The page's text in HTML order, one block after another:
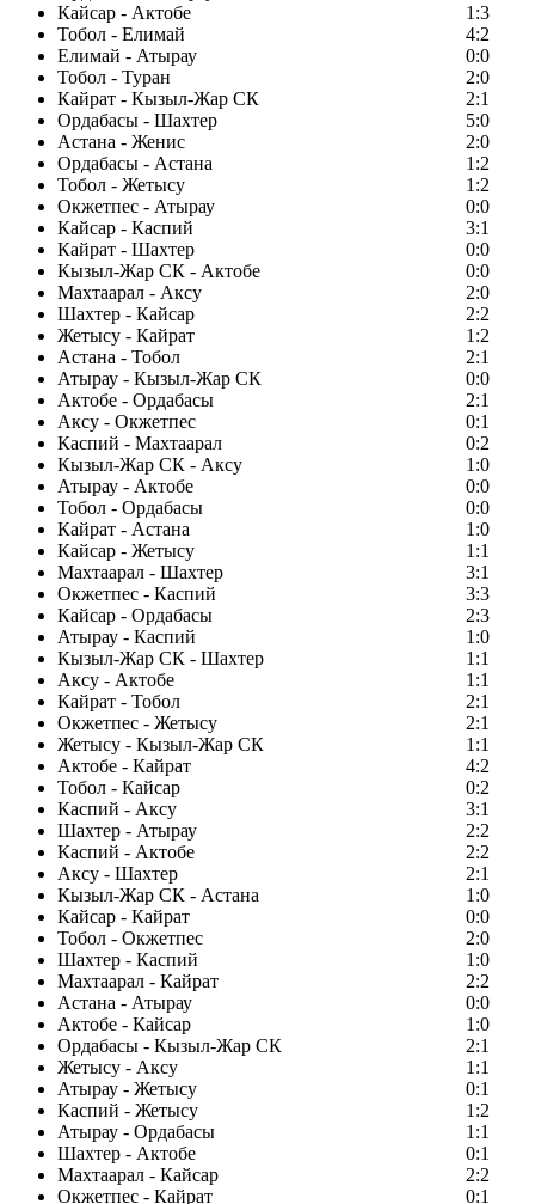
Кайсар - Актобе
1:3
Тобол - Елимай
4:2
Елимай - Атырау
0:0
Тобол - Туран
2:0
Кайрат - Кызыл-Жар СК
2:1
Ордабасы - Шахтер
5:0
Астана - Женис
2:0
Ордабасы - Астана
1:2
Тобол - Жетысу
1:2
Окжетпес - Атырау
0:0
Кайсар - Каспий
3:1
Кайрат - Шахтер
0:0
Кызыл-Жар СК - Актобе
0:0
Махтаарал - Аксу
2:0
Шахтер - Кайсар
2:2
Жетысу - Кайрат
1:2
Астана - Тобол
2:1
Атырау - Кызыл-Жар СК
0:0
Актобе - Ордабасы
2:1
Аксу - Окжетпес
0:1
Каспий - Махтаарал
0:2
Кызыл-Жар СК - Аксу
1:0
Атырау - Актобе
0:0
Тобол - Ордабасы
0:0
Кайрат - Астана
1:0
Кайсар - Жетысу
1:1
Махтаарал - Шахтер
3:1
Окжетпес - Каспий
3:3
Кайсар - Ордабасы
2:3
Атырау - Каспий
1:0
Кызыл-Жар СК - Шахтер
1:1
Аксу - Актобе
1:1
Кайрат - Тобол
2:1
Окжетпес - Жетысу
2:1
Жетысу - Кызыл-Жар СК
1:1
Актобе - Кайрат
4:2
Тобол - Кайсар
0:2
Каспий - Аксу
3:1
Шахтер - Атырау
2:2
Каспий - Актобе
2:2
Аксу - Шахтер
2:1
Кызыл-Жар СК - Астана
1:0
Кайсар - Кайрат
0:0
Тобол - Окжетпес
2:0
Шахтер - Каспий
1:0
Махтаарал - Кайрат
2:2
Астана - Атырау
0:0
Актобе - Кайсар
1:0
Ордабасы - Кызыл-Жар СК
2:1
Жетысу - Аксу
1:1
Атырау - Жетысу
0:1
Каспий - Жетысу
1:2
Атырау - Ордабасы
1:1
Шахтер - Актобе
0:1
Махтаарал - Кайсар
2:2
Окжетпес - Кайрат
0:1